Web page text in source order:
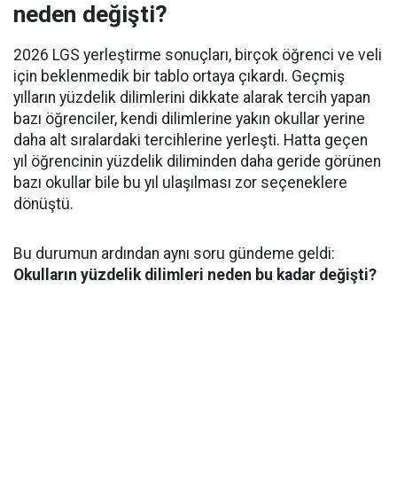
neden değişti?
2026 LGS yerleştirme sonuçları, birçok öğrenci ve veli
için beklenmedik bir tablo ortaya çıkardı. Geçmiş
yılların yüzdelik dilimlerini dikkate alarak tercih yapan
bazı öğrenciler, kendi dilimlerine yakın okullar yerine
daha alt sıralardaki tercihlerine yerleşti. Hatta geçen
yıl öğrencinin yüzdelik diliminden daha geride görünen
bazı okullar bile bu yıl ulaşılması zor seçeneklere
dönüştü.
Bu durumun ardından aynı soru gündeme geldi:
Okulların yüzdelik dilimleri neden bu kadar değişti?